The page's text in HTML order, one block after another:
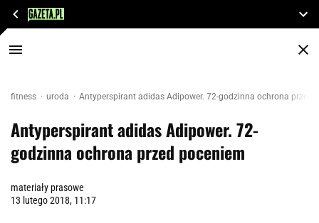
fitness uroda Antyperspirant adidas Adipower. 72-godzinna ochrona przed
Antyperspirant adidas Adipower. 72-
godzinna ochrona przed poceniem
materiały prasowe
13 lutego 2018, 11:17